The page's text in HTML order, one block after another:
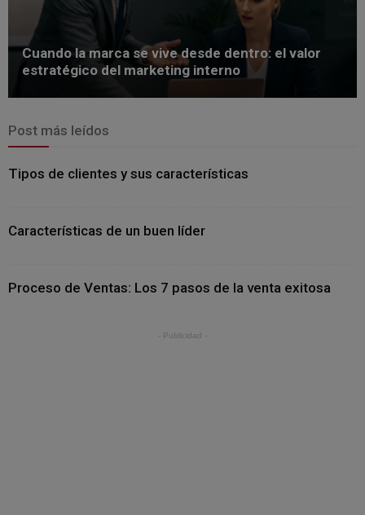
Cuando la marca se vive desde dentro: el valor
estratégico del marketing interno
Post más leídos
Tipos de clientes y sus características
Características de un buen líder
Proceso de Ventas: Los 7 pasos de la venta exitosa
- Publicidad -